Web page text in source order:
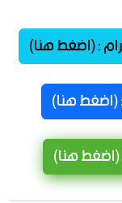
: (اضغط هنا)
(اضغط هنا)
هنا)